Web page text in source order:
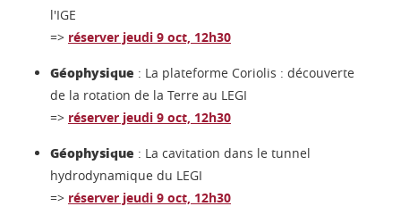
l'IGE
=> réserver jeudi 9 oct, 12h30
Géophysique : La plateforme Coriolis : découverte
de la rotation de la Terre au LEGI
=> réserver jeudi 9 oct, 12h30
Géophysique : La cavitation dans le tunnel
hydrodynamique du LEGI
=> réserver jeudi 9 oct, 12h30